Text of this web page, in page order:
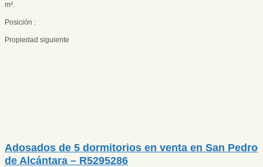
m².
Posición :
Propiedad siguiente
Adosados de 5 dormitorios en venta en San Pedro
de Alcántara – R5295286